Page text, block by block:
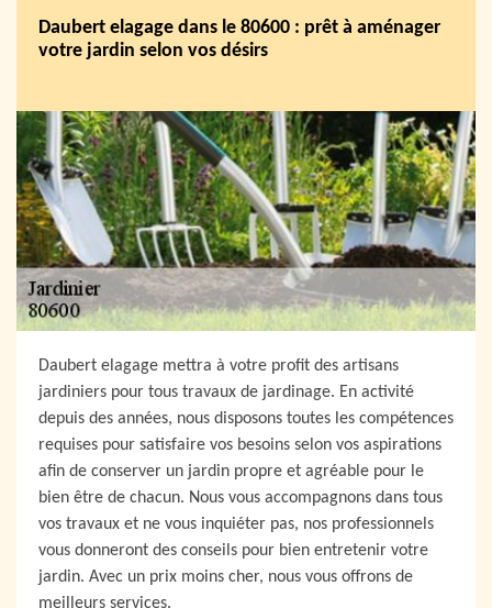
Daubert elagage dans le 80600 : prêt à aménager
votre jardin selon vos désirs
Daubert elagage mettra à votre profit des artisans
jardiniers pour tous travaux de jardinage. En activité
depuis des années, nous disposons toutes les compétences
requises pour satisfaire vos besoins selon vos aspirations
afin de conserver un jardin propre et agréable pour le
bien être de chacun. Nous vous accompagnons dans tous
vos travaux et ne vous inquiéter pas, nos professionnels
vous donneront des conseils pour bien entretenir votre
jardin. Avec un prix moins cher, nous vous offrons de
meilleurs services.